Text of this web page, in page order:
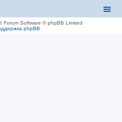
Forum Software © phpBB Limited
phpBB